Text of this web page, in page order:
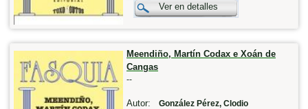
Ver en detalles
Meendiño, Martín Codax e Xoán de
Cangas
--
Autor: González Pérez, Clodio